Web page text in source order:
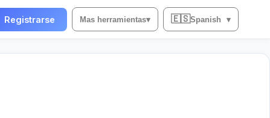
Registrarse Mas herramientas▾ 🇪🇸Spanish ▾